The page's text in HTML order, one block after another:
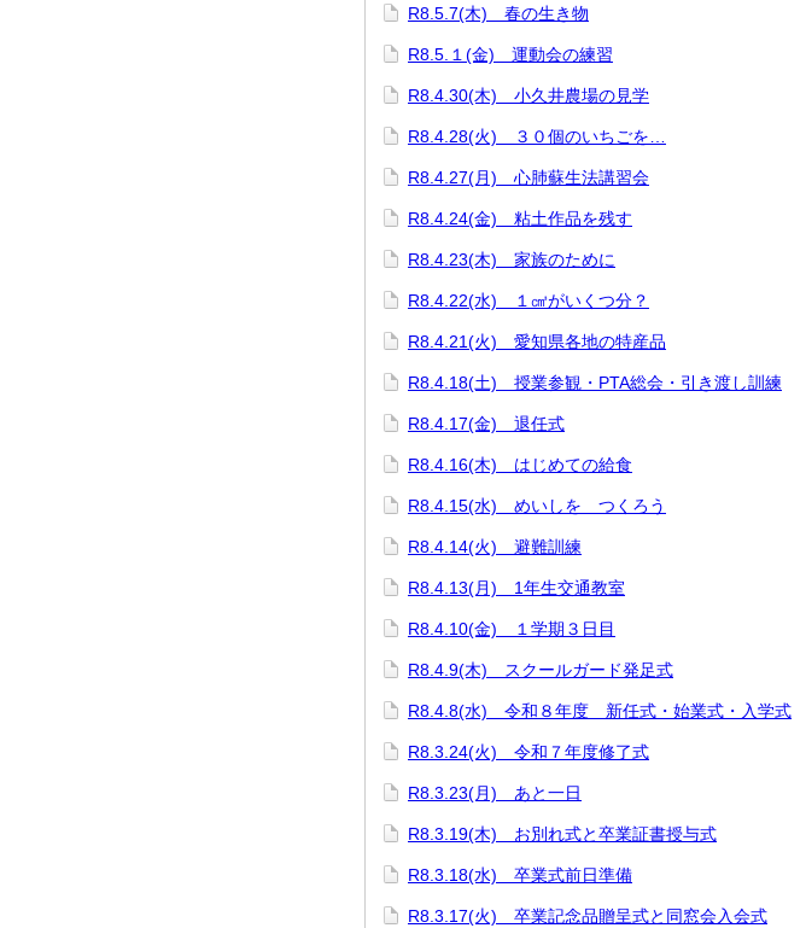
R8.5.7(木) 春の生き物
R8.5.１(金) 運動会の練習
R8.4.30(木) 小久井農場の見学
R8.4.28(火) ３０個のいちごを…
R8.4.27(月) 心肺蘇生法講習会
R8.4.24(金) 粘土作品を残す
R8.4.23(木) 家族のために
R8.4.22(水) １㎤がいくつ分？
R8.4.21(火) 愛知県各地の特産品
R8.4.18(土) 授業参観・PTA総会・引き渡し訓練
R8.4.17(金) 退任式
R8.4.16(木) はじめての給食
R8.4.15(水) めいしを つくろう
R8.4.14(火) 避難訓練
R8.4.13(月) 1年生交通教室
R8.4.10(金) １学期３日目
R8.4.9(木) スクールガード発足式
R8.4.8(水) 令和８年度 新任式・始業式・入学式
R8.3.24(火) 令和７年度修了式
R8.3.23(月) あと一日
R8.3.19(木) お別れ式と卒業証書授与式
R8.3.18(水) 卒業式前日準備
R8.3.17(火) 卒業記念品贈呈式と同窓会入会式